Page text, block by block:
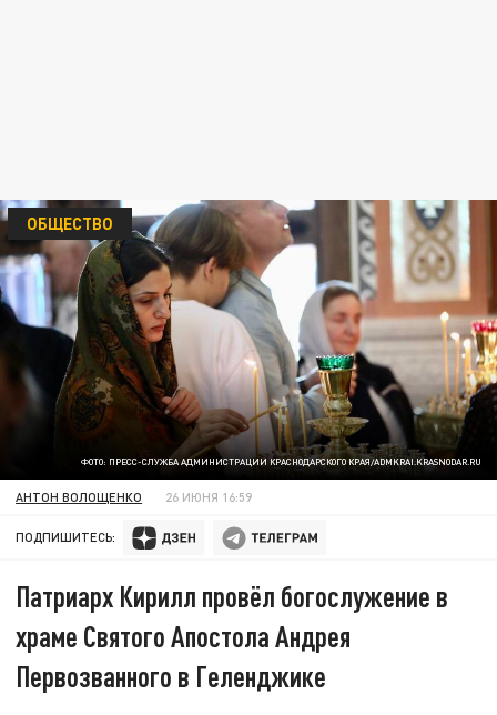
ФОТО: ПРЕСС-СЛУЖБА АДМИНИСТРАЦИИ КРАСНОДАРСКОГО КРАЯ/ADMKRAI.KRASNODAR.RU
ОБЩЕСТВО
АНТОН ВОЛОЩЕНКО 26 ИЮНЯ 16:59
ПОДПИШИТЕСЬ:
Патриарх Кирилл провёл богослужение в
храме Святого Апостола Андрея
Первозванного в Геленджике